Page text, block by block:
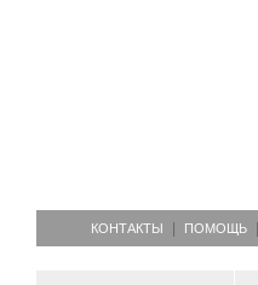
КОНТАКТЫ ПОМОЩЬ